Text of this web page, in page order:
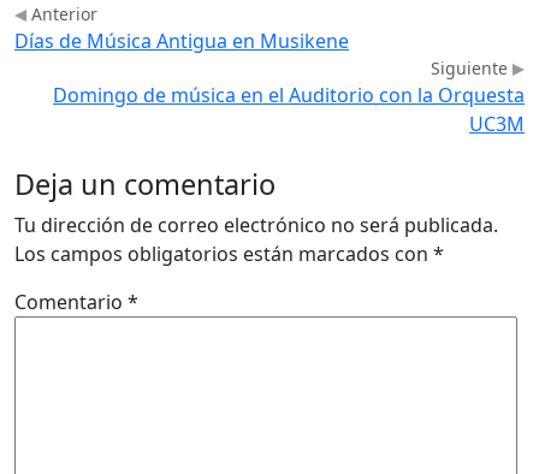
Anterior
Días de Música Antigua en Musikene
Siguiente
Domingo de música en el Auditorio con la Orquesta
UC3M
Deja un comentario
Tu dirección de correo electrónico no será publicada.
Los campos obligatorios están marcados con *
Comentario *